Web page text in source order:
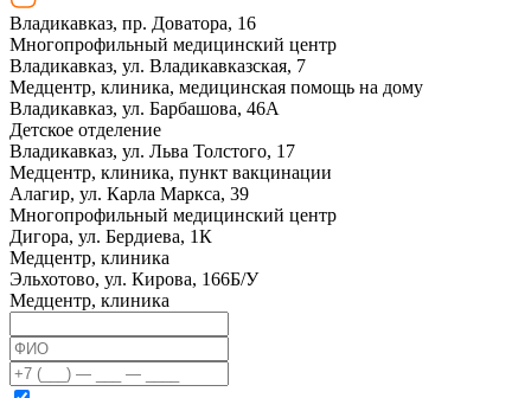
Владикавказ, пр. Доватора, 16
Многопрофильный медицинский центр
Владикавказ, ул. Владикавказская, 7
Медцентр, клиника, медицинская помощь на дому
Владикавказ, ул. Барбашова, 46А
Детское отделение
Владикавказ, ул. Льва Толстого, 17
Медцентр, клиника, пункт вакцинации
Алагир, ул. Карла Маркса, 39
Многопрофильный медицинский центр
Дигора, ул. Бердиева, 1К
Медцентр, клиника
Эльхотово, ул. Кирова, 166Б/У
Медцентр, клиника